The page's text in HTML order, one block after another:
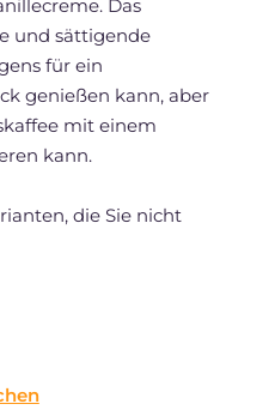
Das
und sättigende
für ein
genießen kann, aber
mit einem
kann.
die Sie nicht